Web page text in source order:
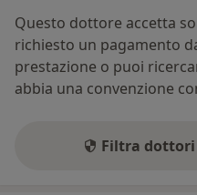
Questo dottore accetta
richiesto un pagamento
prestazione o puoi
abbia una convenzione
Filtra dottori